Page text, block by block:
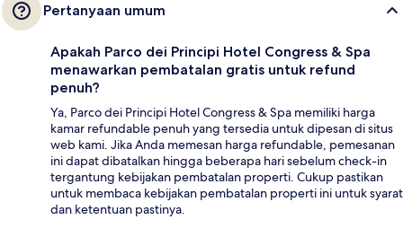
Pertanyaan umum
Apakah Parco dei Principi Hotel Congress & Spa
menawarkan pembatalan gratis untuk refund
penuh?
Ya, Parco dei Principi Hotel Congress & Spa memiliki harga
kamar refundable penuh yang tersedia untuk dipesan di situs
web kami. Jika Anda memesan harga refundable, pemesanan
ini dapat dibatalkan hingga beberapa hari sebelum check-in
tergantung kebijakan pembatalan properti. Cukup pastikan
untuk membaca kebijakan pembatalan properti ini untuk syarat
dan ketentuan pastinya.